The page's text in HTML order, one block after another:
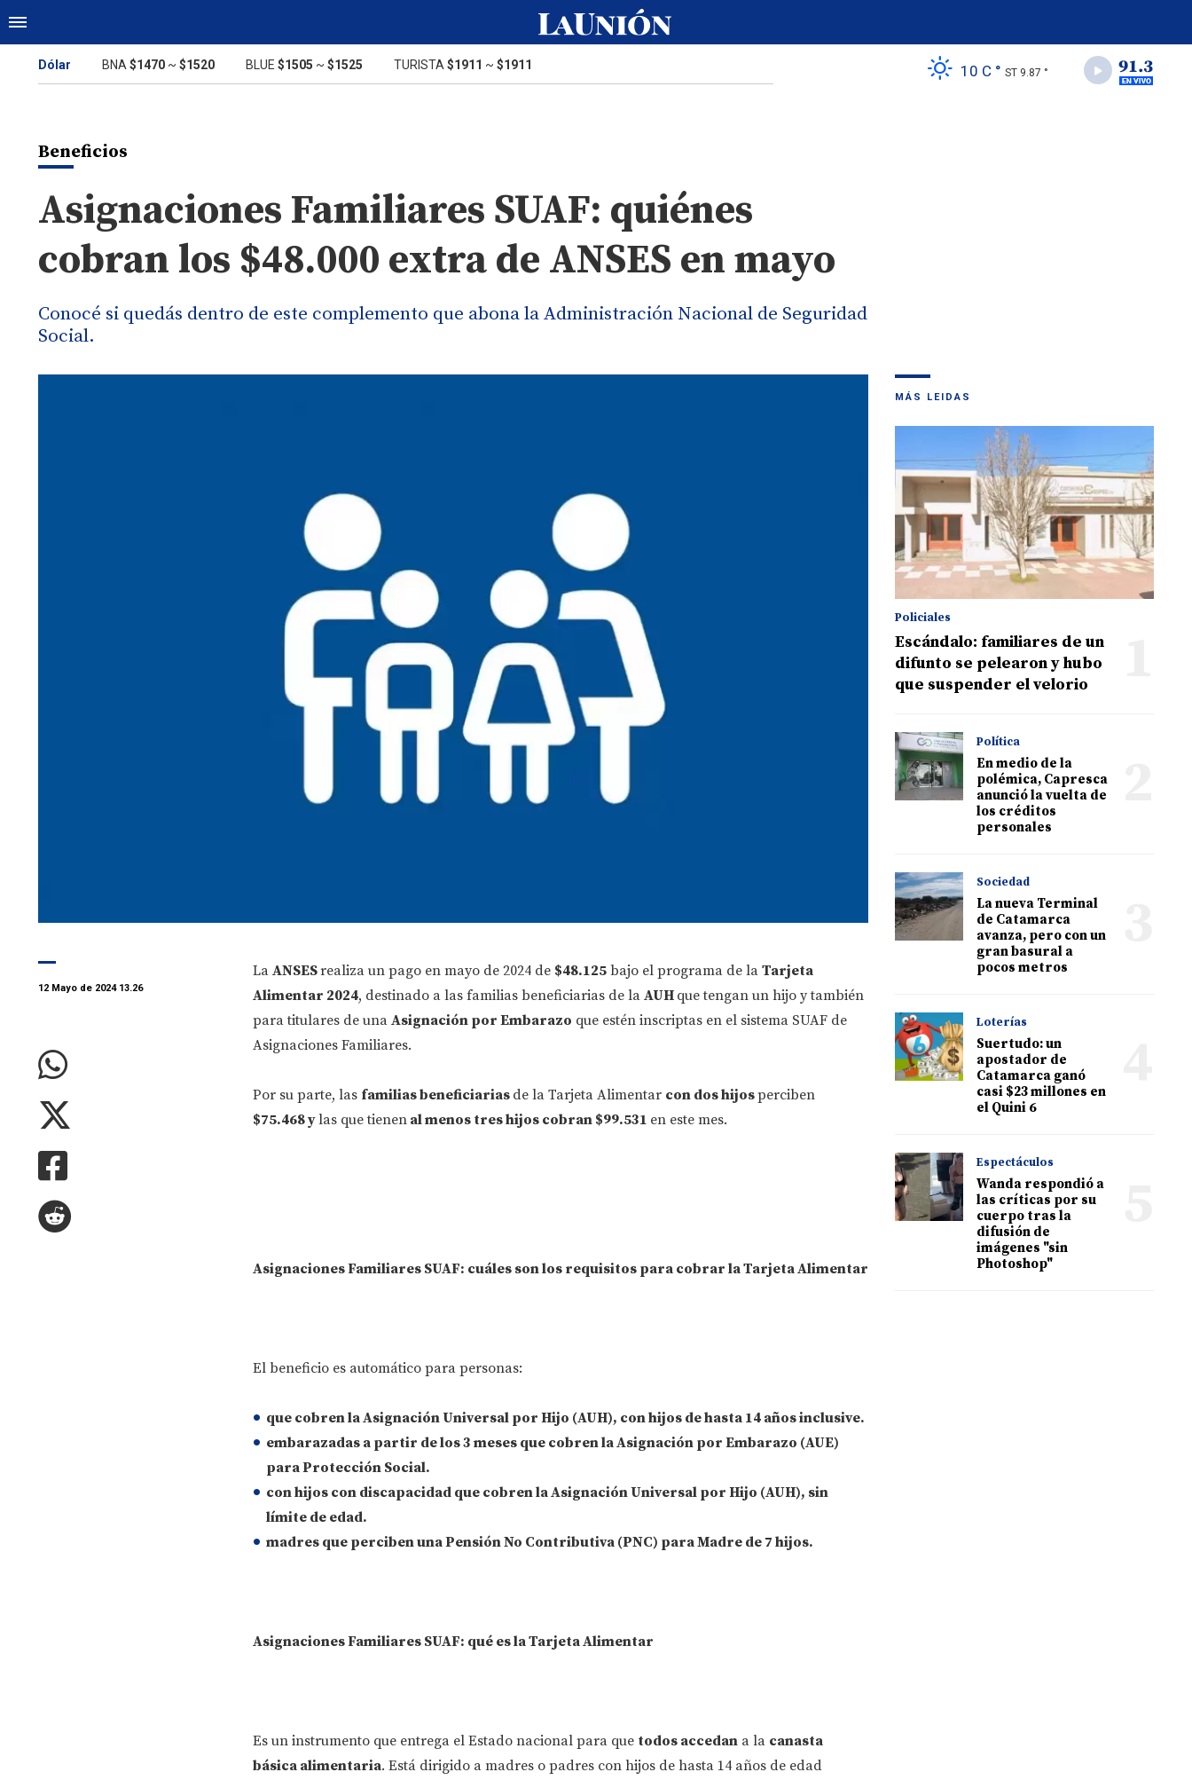
Dólar BNA $1470 ~ $1520 BLUE $1505 ~ $1525 TURISTA $1911 ~ $1911 10 C ° ST 9.87 °
Beneficios
Asignaciones Familiares SUAF: quiénes
cobran los $48.000 extra de ANSES en mayo
Conocé si quedás dentro de este complemento que abona la Administración Nacional de Seguridad
Social.
12 Mayo de 2024 13.26
La ANSESrealiza un pago en mayo de 2024 de $48.125bajo el programa de la Tarjeta
Alimentar 2024, destinado a las familias beneficiarias de la AUH que tengan un hijo y también
para titulares de una Asignación por Embarazo que estén inscriptas en el sistema SUAF de
Asignaciones Familiares.
Por su parte, las familias beneficiarias de la Tarjeta Alimentar con dos hijosperciben
$75.468 ylas que tienenal menos tres hijos cobran $99.531 en este mes.
Asignaciones Familiares SUAF: cuáles son los requisitos para cobrar la Tarjeta Alimentar
El beneficio es automático para personas:
que cobren laAsignación Universal por Hijo (AUH), con hijos de hasta 14 años inclusive.
embarazadas a partir de los 3 mesesque cobren la Asignación por Embarazo (AUE)
para Protección Social.
conhijos con discapacidad que cobren la Asignación Universal por Hijo (AUH), sin
límite de edad.
madres que perciben una Pensión No Contributiva (PNC) para Madre de 7 hijos.
Asignaciones Familiares SUAF: qué es la Tarjeta Alimentar
Es un instrumento que entrega el Estado nacional para que todos accedana la canasta
básica alimentaria. Está dirigido a madres o padres con hijos de hasta 14 años de edad
MÁS LEIDAS
Policiales
Escándalo: familiares de un
difunto se pelearon y hubo
que suspender el velorio
Política
En medio de la
polémica, Capresca
anunció la vuelta de
los créditos
personales
Sociedad
La nueva Terminal
de Catamarca
avanza, pero con un
gran basural a
pocos metros
Loterías
Suertudo: un
apostador de
Catamarca ganó
casi $23 millones en
el Quini 6
Espectáculos
Wanda respondió a
las críticas por su
cuerpo tras la
difusión de
imágenes "sin
Photoshop"